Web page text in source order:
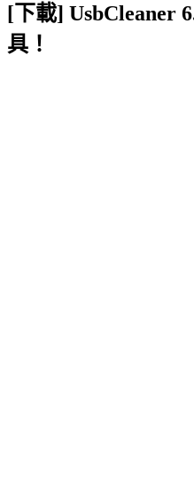
[下載] UsbCleaner
具！